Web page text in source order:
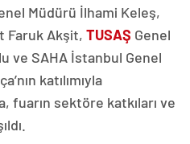
Müdürü İlhami Keleş,
Faruk Akşit, TUSAŞ Genel
ve SAHA İstanbul Genel
katılımıyla
fuarın sektöre katkıları ve